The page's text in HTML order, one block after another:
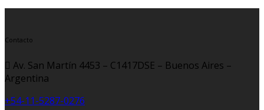
Contacto
Av. San Martín 4453 – C1417DSE – Buenos Aires –
Argentina
+54-11-5287-0276